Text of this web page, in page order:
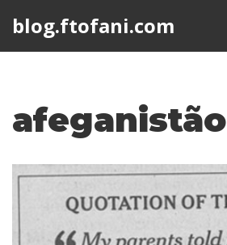
blog.ftofani.com
afeganistão